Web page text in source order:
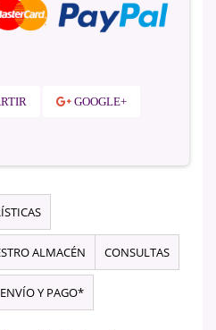
GOOGLE+
ALMACÉN CONSULTAS
Y PAGO*